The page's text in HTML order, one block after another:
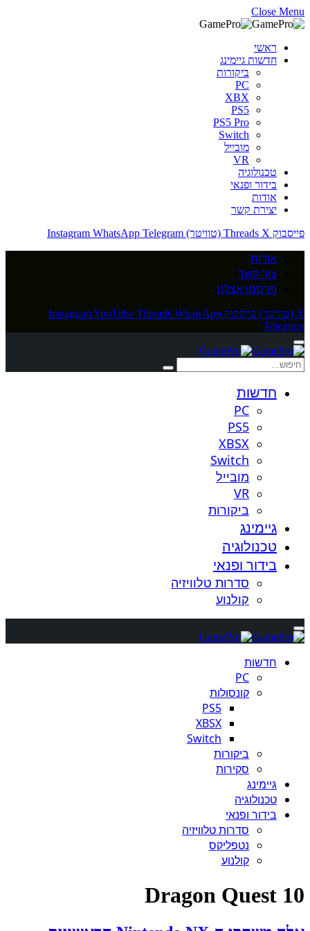
Close Menu
ראשי
חדשות גיימינג
ביקורות
PC
XBX
PS5
PS5 Pro
Switch
מובייל
VR
טכנולוגיה
בידור ופנאי
אודות
יצירת קשר
פייסבוק
Threads X (טוויטר) Instagram WhatsApp Telegram
אודות
צור קשר
פרסמו אצלנו
X (טוויטר) פייסבוק InstagramYouTube Threads WhatsApp
Telegram
חדשות
PC
PS5
XBSX
Switch
מובייל
VR
ביקורות
גיימינג
טכנולוגיה
בידור ופנאי
סדרות טלוויזיה
קולנוע
חדשות
PC
קונסולות
PS5
XBSX
Switch
ביקורות
סקירות
גיימינג
טכנולוגיה
בידור ופנאי
סדרות טלוויזיה
נטפליקס
קולנוע
Dragon Quest 10